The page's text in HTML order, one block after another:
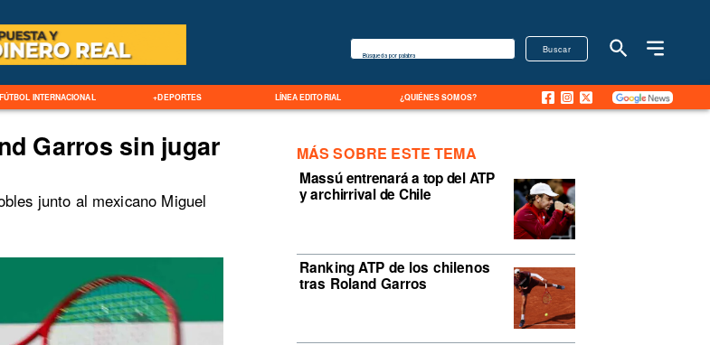
FÚTBOL INTERNACIONAL +DEPORTES LÍNEA EDITORIAL ¿QUIÉNES SOMOS?
Buscar
Búsqueda por palabra
Massú entrenará a top del ATP
y archirrival de Chile
Ranking ATP de los chilenos
tras Roland Garros
MÁS SOBRE ESTE TEMA
Garros sin jugar
junto al mexicano Miguel